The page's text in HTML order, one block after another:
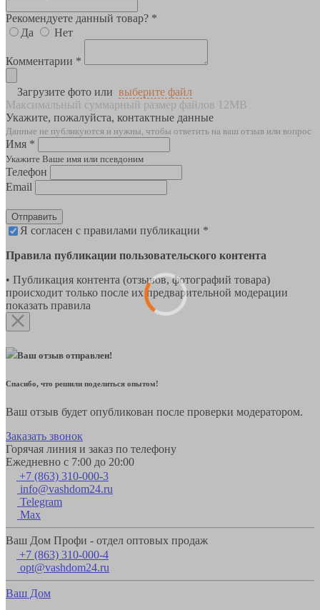
Рекомендуете данный товар? *
Да
Нет
Комментарии *
Загрузите фото или выберите файл
Максимальный суммарный размер файлов 12MB
Укажите, пожалуйста, контактные данные
Данные не публикуются и нужны, чтобы ответить на ваш отзыв или вопрос
Имя *
Укажите Ваше имя или псевдоним
Телефон
Email
Отправить
Я согласен с правилами публикации *
Правила публикации пользовательского контента
• Публикация контента (отзывов, фотографий товара)
происходит только после их предварительной модерации
показать правила
Ваш отзыв отправлен!
Спасибо, что решили поделиться опытом!
Ваш отзыв будет опубликован после проверки модератором.
Заказать звонок
Горячая линия и заказ по телефону
Ежедневно с 7:00 до 20:00
+7 (863) 310-000-3
info@vashdom24.ru
Telegram
Max
Ваш Дом Профи - отдел оптовых продаж
+7 (863) 310-000-4
opt@vashdom24.ru
Ваш Дом